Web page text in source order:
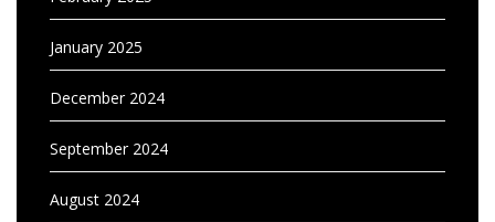
January 2025
December 2024
September 2024
August 2024